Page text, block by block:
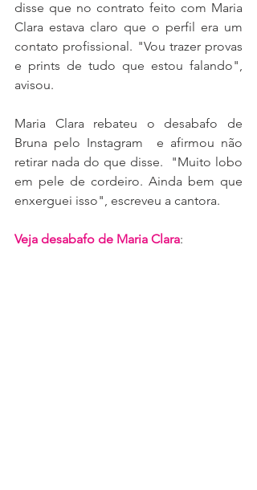
disse que no contrato feito com Maria
Clara estava claro que o perfil era um
contato profissional. "Vou trazer provas
e prints de tudo que estou falando",
avisou.
Maria Clara rebateu o desabafo de
Bruna pelo Instagram  e afirmou não
retirar nada do que disse.  "Muito lobo
em pele de cordeiro. Ainda bem que
enxerguei isso", escreveu a cantora.
Veja desabafo de Maria Clara: